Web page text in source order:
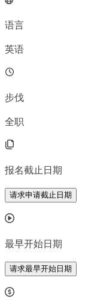
语言
英语
步伐
全职
报名截止日期
请求申请截止日期
最早开始日期
请求最早开始日期